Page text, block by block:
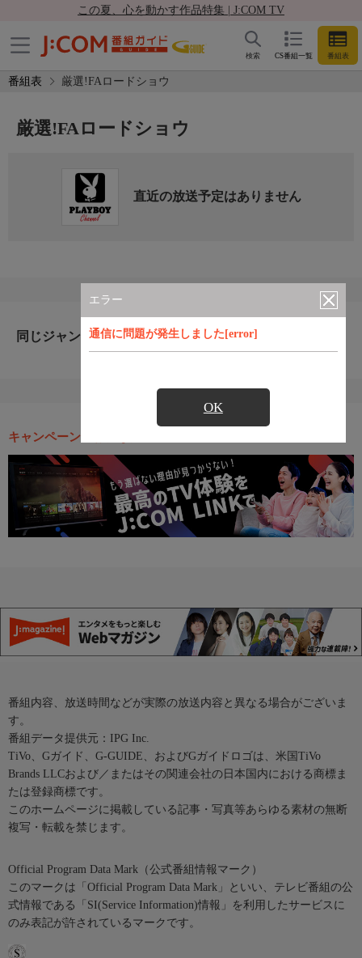
この夏、心を動かす作品特集 | J:COM TV
CS番組一覧 番組表
検索
番組表 厳選!FAロードショウ
エラー
通信に問題が発生しました[error]
OK
厳選!FAロードショウ
直近の放送予定はありません
同じジャンルのおすすめ番組
キャンペーン・お得な情報
番組内容、放送時間などが実際の放送内容と異なる場合がございま
す。
番組データ提供元：IPG Inc.
TiVo、Gガイド、G-GUIDE、およびGガイドロゴは、米国TiVo
Brands LLCおよび／またはその関連会社の日本国内における商標ま
たは登録商標です。
このホームページに掲載している記事・写真等あらゆる素材の無断
複写・転載を禁じます。
Official Program Data Mark（公式番組情報マーク）
このマークは「Official Program Data Mark」といい、テレビ番組の公
式情報である「SI(Service Information)情報」を利用したサービスに
のみ表記が許されているマークです。